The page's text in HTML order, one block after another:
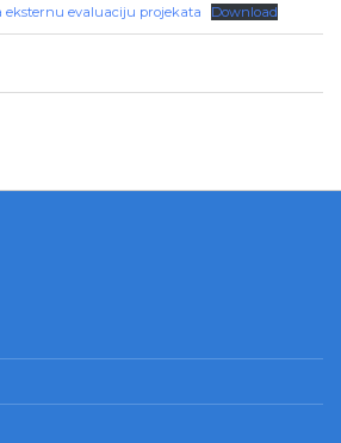
eksternu evaluaciju projekata Download